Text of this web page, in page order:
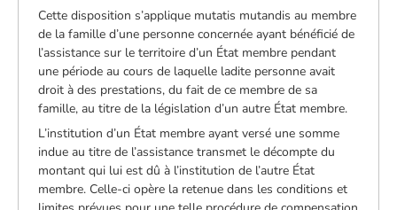
Cette disposition s’applique mutatis mutandis au membre
de la famille d’une personne concernée ayant bénéficié de
l’assistance sur le territoire d’un État membre pendant
une période au cours de laquelle ladite personne avait
droit à des prestations, du fait de ce membre de sa
famille, au titre de la législation d’un autre État membre.
L’institution d’un État membre ayant versé une somme
indue au titre de l’assistance transmet le décompte du
montant qui lui est dû à l’institution de l’autre État
membre. Celle-ci opère la retenue dans les conditions et